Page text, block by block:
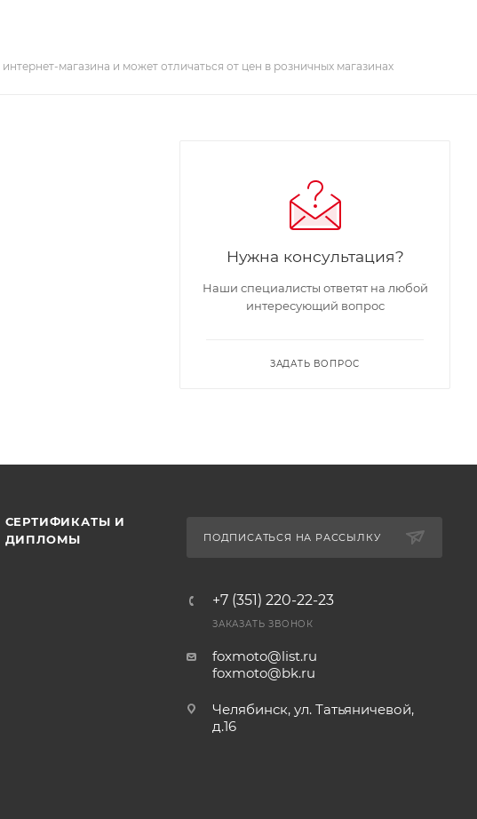
магазина и может отличаться от цен в розничных магазинах
Нужна консультация?
Наши специалисты ответят на любой
интересующий вопрос
ЗАДАТЬ ВОПРОС
СЕРТИФИКАТЫ И
ДИПЛОМЫ
ПОДПИСАТЬСЯ НА РАССЫЛКУ
+7 (351) 220-22-23
ЗАКАЗАТЬ ЗВОНОК
foxmoto@list.ru
foxmoto@bk.ru
Челябинск, ул. Татьяничевой,
д.16